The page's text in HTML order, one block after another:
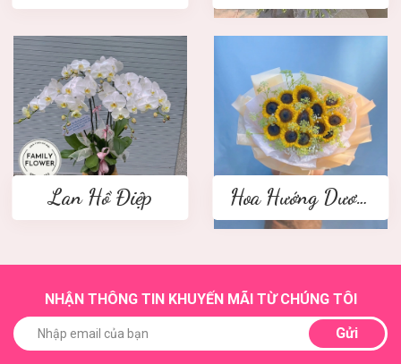
Lan Hồ Điệp Hoa Hướng Dương
NHẬN THÔNG TIN KHUYẾN MÃI TỪ CHÚNG TÔI
Gửi